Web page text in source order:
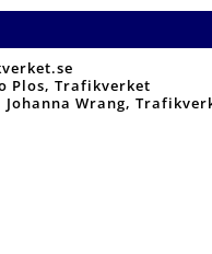
Plos, Trafikverket
Johanna Wrang,